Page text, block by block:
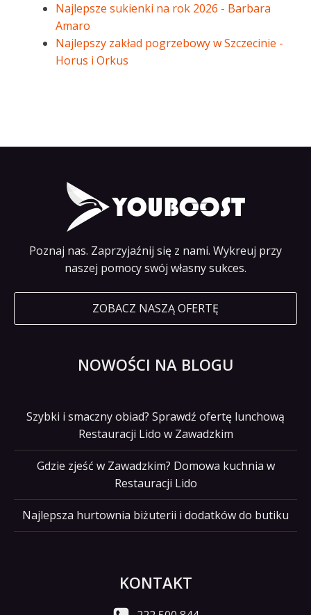
Najlepsze sukienki na rok 2026 - Barbara
Amaro
Najlepszy zakład pogrzebowy w Szczecinie -
Horus i Orkus
Poznaj nas. Zaprzyjaźnij się z nami. Wykreuj przy
naszej pomocy swój własny sukces.
ZOBACZ NASZĄ OFERTĘ
NOWOŚCI NA BLOGU
Szybki i smaczny obiad? Sprawdź ofertę lunchową
Restauracji Lido w Zawadzkim
Gdzie zjeść w Zawadzkim? Domowa kuchnia w
Restauracji Lido
Najlepsza hurtownia biżuterii i dodatków do butiku
KONTAKT